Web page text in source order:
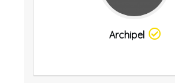
Archipel